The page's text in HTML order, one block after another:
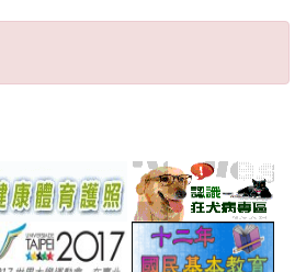
teachernet.moe.edu.tw/MAIN/index.aspx
airtw.epa.gov.tw/
link
to
http://
link
link